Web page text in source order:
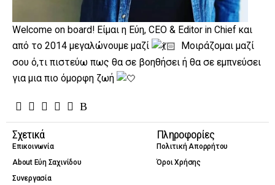
Welcome on board! Είμαι η Εύη, CEO & Editor in Chief και
από το 2014 μεγαλώνουμε μαζί
Μοιράζομαι μαζί
σου ό,τι πιστεύω πως θα σε βοηθήσει ή θα σε εμπνεύσει
για μια πιο όμορφη ζωή
Σχετικά
Επικοινωνία
About Εύη Σαχινίδου
Συνεργασία
Πληροφορίες
Πολιτική Απορρήτου
Όροι Χρήσης